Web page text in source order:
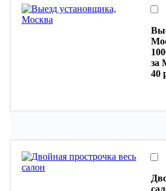
за
40